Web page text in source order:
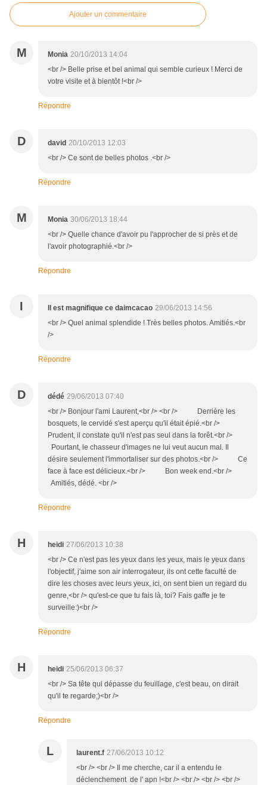
Ajouter un commentaire
M Monia 20/10/2013 14:04
<br /> Belle prise et bel animal qui semble curieux ! Merci de
votre visite et à bientôt !<br />
Répondre
D david 20/10/2013 12:03
<br /> Ce sont de belles photos .<br />
Répondre
M Monia 30/06/2013 18:44
<br /> Quelle chance d'avoir pu l'approcher de si près et de
l'avoir photographié.<br />
Répondre
I Il est magnifique ce daimcacao 29/06/2013 14:56
<br /> Quel animal splendide ! Très belles photos. Amitiés.<br
/>
Répondre
D dédé 29/06/2013 07:40
<br /> Bonjour l'ami Laurent,<br /> <br /> Derrière les
bosquets, le cervidé s'est aperçu qu'il était épié.<br />
Prudent, il constate qu'il n'est pas seul dans la forêt.<br />
Pourtant, le chasseur d'images ne lui veut aucun mal. Il
désire seulement l'immortaliser sur des photos.<br /> Ce
face à face est délicieux.<br /> Bon week end.<br />
Amitiés, dédé. <br />
Répondre
H heidi 27/06/2013 10:38
<br /> Ce n'est pas les yeux dans les yeux, mais le yeux dans
l'objectif, j'aime son air interrogateur, ils ont cette faculté de
dire les choses avec leurs yeux, ici, on sent bien un regard du
genre,<br /> qu'est-ce que tu fais là, toi? Fais gaffe je te
surveille:)<br />
Répondre
H heidi 25/06/2013 06:37
<br /> Sa tête qui dépasse du feuillage, c'est beau, on dirait
qu'il te regarde;)<br />
Répondre
L laurent.f 27/06/2013 10:12
<br /> <br /> Il me cherche, car il a entendu le
déclenchement de l' apn !<br /> <br /> <br /> <br />